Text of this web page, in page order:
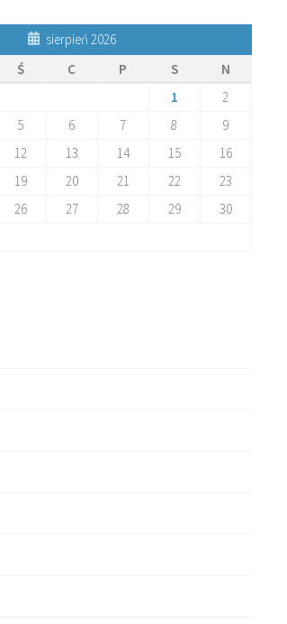
sierpień 2026
Ś C P S
N
1
2
5 6 7 8
9
12 13 14 15
16
19 20 21 22
23
26 27 28 29
30